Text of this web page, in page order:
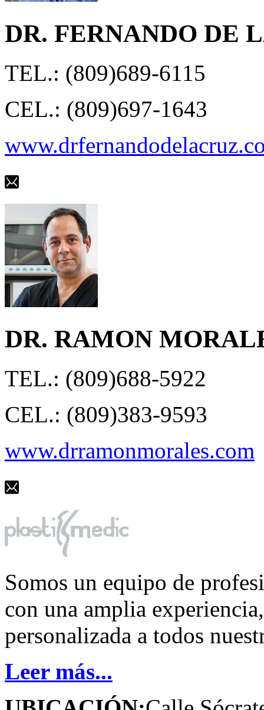
DR. FERNANDO DE
TEL.: (809)689-6115
CEL.: (809)697-1643
DR. RAMON
TEL.: (809)688-5922
CEL.: (809)383-9593
www.drramonmorales.com
Somos un equipo de
con una amplia
personalizada a todos
Leer más...